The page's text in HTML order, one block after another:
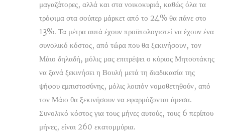
μαγαζάτορες, αλλά και στα νοικοκυριά, καθώς όλα τα
τρόφιμα στα σούπερ μάρκετ από το 24% θα πάνε στο
13%. Τα μέτρα αυτά έχουν προϋπολογιστεί να έχουν ένα
συνολικό κόστος, από τώρα που θα ξεκινήσουν, τον
Μάιο δηλαδή, μόλις μας επιτρέψει ο κύριος Μητσοτάκης
να ξανά ξεκινήσει η Βουλή μετά τη διαδικασία της
ψήφου εμπιστοσύνης, μόλις λοιπόν νομοθετηθούν, από
τον Μάιο θα ξεκινήσουν να εφαρμόζονται άμεσα.
Συνολικό κόστος για τους μήνες αυτούς, τους 6 περίπου
μήνες, είναι 260 εκατομμύρια.